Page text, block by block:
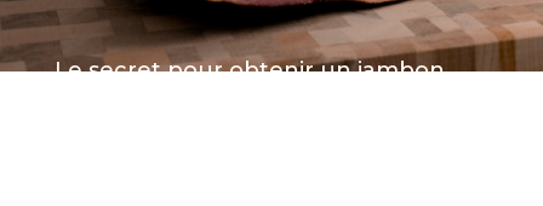
Le secret pour obtenir un jambon